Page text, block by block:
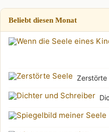
Beliebt diesen Monat
Zerstörte